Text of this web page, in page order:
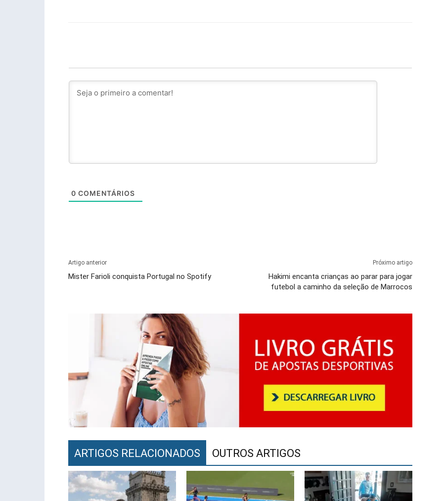
0 COMENTÁRIOS
Artigo anterior
Mister Farioli conquista Portugal no Spotify
Próximo artigo
Hakimi encanta crianças ao parar para jogar
futebol a caminho da seleção de Marrocos
ARTIGOS RELACIONADOS OUTROS ARTIGOS